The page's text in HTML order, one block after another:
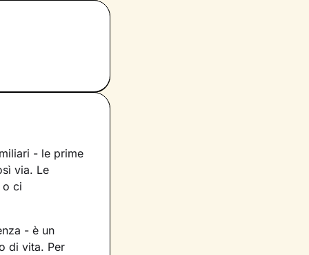
- le prime
via. Le
o ci
- è un
di vita. Per